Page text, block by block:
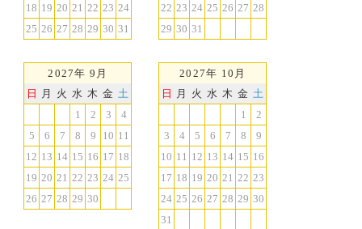
18 19 20 21 22 23 24
25 26 27 28 29 30 31
22 23 24 25 26 27 28
29 30 31
2027年 9月
日
月 火 水 木 金 土
1
2 3
4
5
6 7 8 9 10 11
12 13 14 15 16 17 18
19 20 21 22 23 24 25
26 27 28 29 30
2027年 10月
日
月 火 水 木 金 土
1
2
3
4 5 6 7 8
9
10 11 12 13 14 15 16
17 18 19 20 21 22 23
24 25 26 27 28 29 30
31